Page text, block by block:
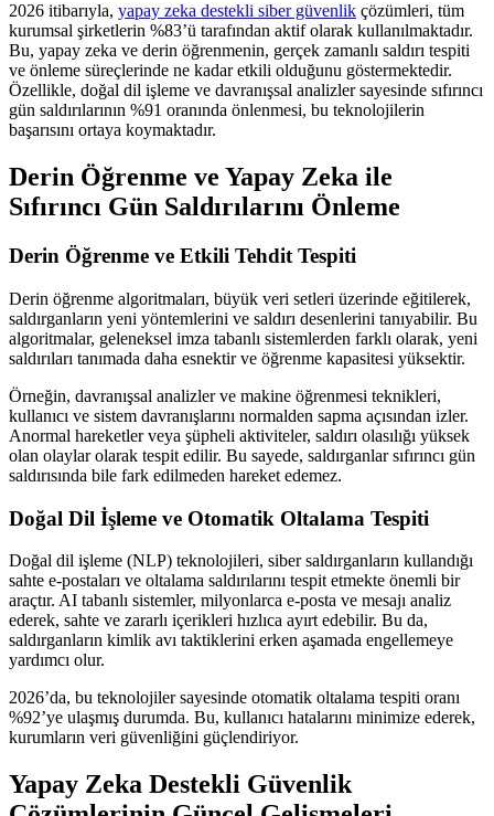
2026 itibarıyla, yapay zeka destekli siber güvenlik çözümleri, tüm
kurumsal şirketlerin %83’ü tarafından aktif olarak kullanılmaktadır.
Bu, yapay zeka ve derin öğrenmenin, gerçek zamanlı saldırı tespiti
ve önleme süreçlerinde ne kadar etkili olduğunu göstermektedir.
Özellikle, doğal dil işleme ve davranışsal analizler sayesinde sıfırıncı
gün saldırılarının %91 oranında önlenmesi, bu teknolojilerin
başarısını ortaya koymaktadır.
Derin Öğrenme ve Yapay Zeka ile
Sıfırıncı Gün Saldırılarını Önleme
Derin Öğrenme ve Etkili Tehdit Tespiti
Derin öğrenme algoritmaları, büyük veri setleri üzerinde eğitilerek,
saldırganların yeni yöntemlerini ve saldırı desenlerini tanıyabilir. Bu
algoritmalar, geleneksel imza tabanlı sistemlerden farklı olarak, yeni
saldırıları tanımada daha esnektir ve öğrenme kapasitesi yüksektir.
Örneğin, davranışsal analizler ve makine öğrenmesi teknikleri,
kullanıcı ve sistem davranışlarını normalden sapma açısından izler.
Anormal hareketler veya şüpheli aktiviteler, saldırı olasılığı yüksek
olan olaylar olarak tespit edilir. Bu sayede, saldırganlar sıfırıncı gün
saldırısında bile fark edilmeden hareket edemez.
Doğal Dil İşleme ve Otomatik Oltalama Tespiti
Doğal dil işleme (NLP) teknolojileri, siber saldırganların kullandığı
sahte e-postaları ve oltalama saldırılarını tespit etmekte önemli bir
araçtır. AI tabanlı sistemler, milyonlarca e-posta ve mesajı analiz
ederek, sahte ve zararlı içerikleri hızlıca ayırt edebilir. Bu da,
saldırganların kimlik avı taktiklerini erken aşamada engellemeye
yardımcı olur.
2026’da, bu teknolojiler sayesinde otomatik oltalama tespiti oranı
%92’ye ulaşmış durumda. Bu, kullanıcı hatalarını minimize ederek,
kurumların veri güvenliğini güçlendiriyor.
Yapay Zeka Destekli Güvenlik